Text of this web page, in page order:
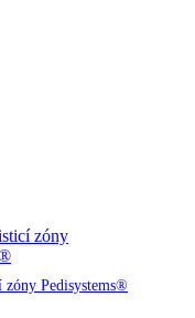
Pedisystems®